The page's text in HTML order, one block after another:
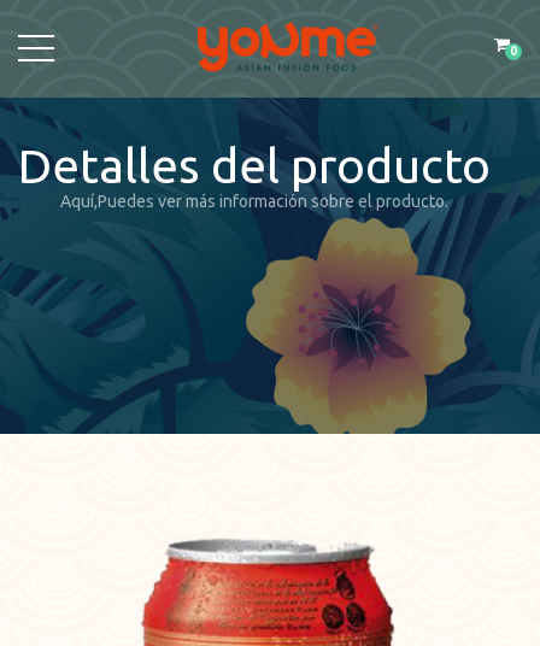
0
Detalles del producto
Aquí,Puedes ver más información sobre el producto.